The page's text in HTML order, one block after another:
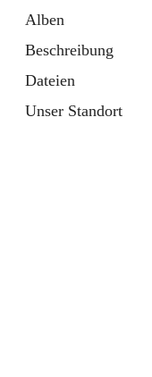
Alben
Beschreibung
Dateien
Unser Standort